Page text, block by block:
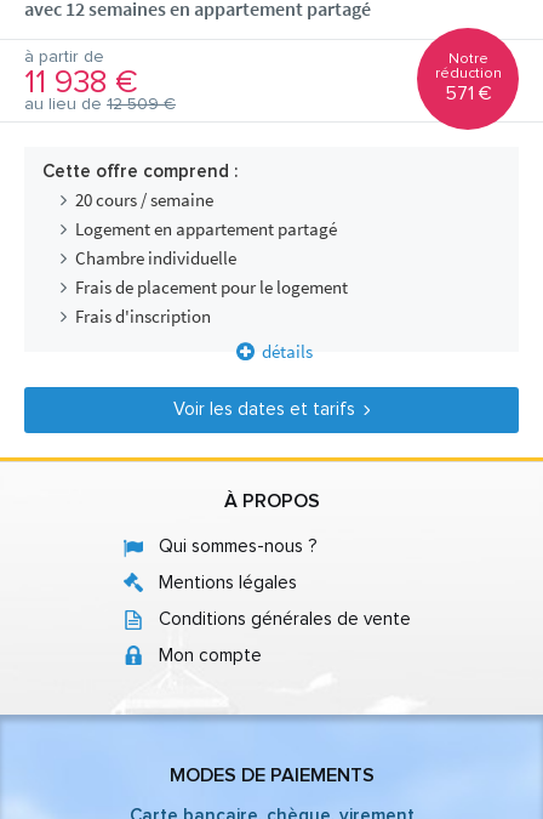
avec 12 semaines en appartement partagé
à partir de
11 938 €
au lieu de 12 509 €
Notre
réduction
571 €
Cette offre comprend :
20 cours / semaine
Logement en appartement partagé
Chambre individuelle
Frais de placement pour le logement
Frais d'inscription
détails
Voir les dates et tarifs
À PROPOS
Qui sommes-nous ?
Mentions légales
Conditions générales de vente
Mon compte
MODES DE PAIEMENTS